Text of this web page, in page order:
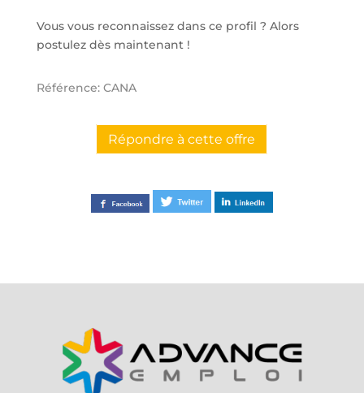
Vous vous reconnaissez dans ce profil ? Alors
postulez dès maintenant !
Référence: CANA
Répondre à cette offre